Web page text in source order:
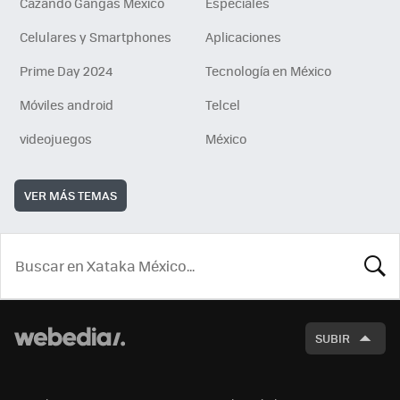
Celulares y Smartphones
Aplicaciones
Prime Day 2024
Tecnología en México
Móviles android
Telcel
videojuegos
México
VER MÁS TEMAS
SUBIR